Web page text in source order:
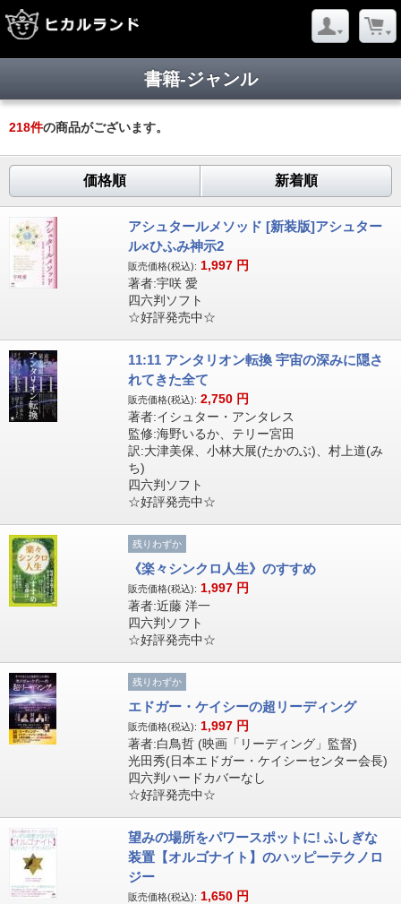
書籍-ジャンル
218件の商品がございます。
価格順 新着順
アシュタールメソッド [新装版]アシュター
ル×ひふみ神示2
販売価格(税込): 1,997 円
著者:宇咲 愛
四六判ソフト
☆好評発売中☆
11:11 アンタリオン転換 宇宙の深みに隠さ
れてきた全て
販売価格(税込): 2,750 円
著者:イシュター・アンタレス
監修:海野いるか、テリー宮田
訳:大津美保、小林大展(たかのぶ)、村上道(み
ち)
四六判ソフト
☆好評発売中☆
残りわずか
《楽々シンクロ人生》のすすめ
販売価格(税込): 1,997 円
著者:近藤 洋一
四六判ソフト
☆好評発売中☆
残りわずか
エドガー・ケイシーの超リーディング
販売価格(税込): 1,997 円
著者:白鳥哲 (映画「リーディング」監督)
光田秀(日本エドガー・ケイシーセンター会長)
四六判ハードカバーなし
☆好評発売中☆
望みの場所をパワースポットに! ふしぎな
装置【オルゴナイト】のハッピーテクノロ
ジー
販売価格(税込): 1,650 円